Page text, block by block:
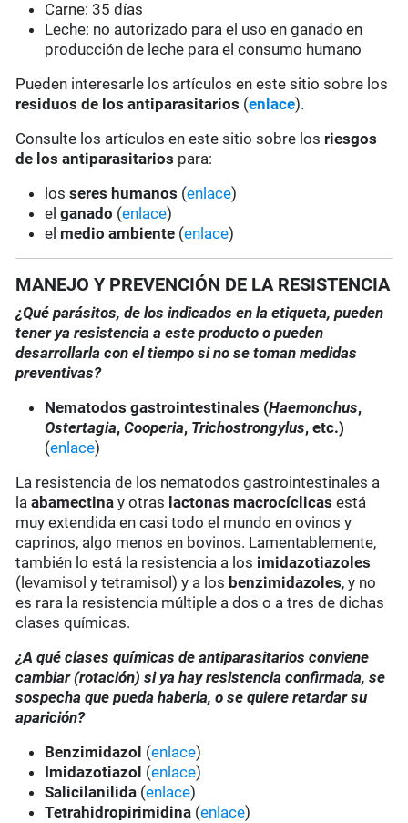
Carne: 35 días
Leche: no autorizado para el uso en ganado en
producción de leche para el consumo humano
Pueden interesarle los artículos en este sitio sobre los
residuos de los antiparasitarios (enlace).
Consulte los artículos en este sitio sobre los riesgos
de los antiparasitarios para:
losseres humanos (enlace)
elganado (enlace)
el medio ambiente (enlace)
MANEJO Y PREVENCIÓN DE LA RESISTENCIA
¿Qué parásitos, de los indicados en la etiqueta, pueden
tener ya resistencia a este producto o pueden
desarrollarla con el tiempo si no se toman medidas
preventivas?
Nematodos gastrointestinales (Haemonchus,
Ostertagia,Cooperia, Trichostrongylus, etc.)
(enlace)
La resistencia de los nematodos gastrointestinales a
laabamectina y otras lactonas macrocíclicas está
muy extendida en casi todo el mundo en ovinos y
caprinos, algo menos en bovinos. Lamentablemente,
también lo está la resistencia a los imidazotiazoles
(levamisol y tetramisol) y a los benzimidazoles, y no
es rara la resistencia múltiple a dos o a tres de dichas
clases químicas.
¿A qué clases químicas de antiparasitarios conviene
cambiar (rotación) si ya hay resistencia confirmada, se
sospecha que pueda haberla, o se quiere retardar su
aparición?
Benzimidazol (enlace)
Imidazotiazol (enlace)
Salicilanilida (enlace)
Tetrahidropirimidina (enlace)